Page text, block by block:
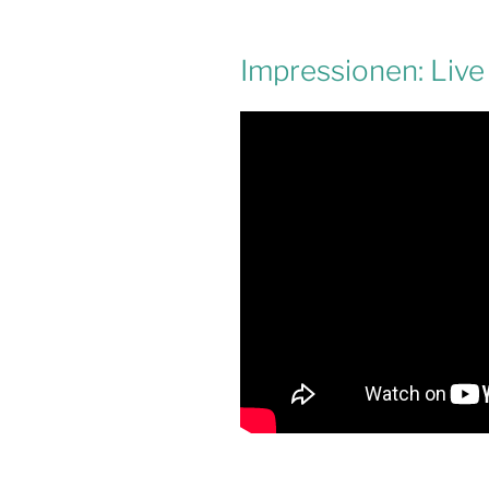
Impressionen: